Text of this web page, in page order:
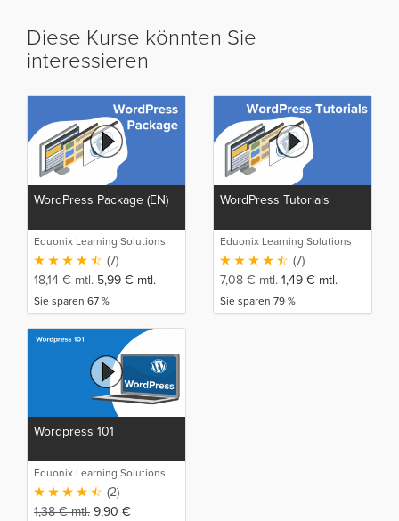
Diese Kurse könnten Sie
interessieren
WordPress Package (EN)
Eduonix Learning Solutions
(7)
18,14€mtl. 5,99 € mtl.
Sie sparen 67 %
WordPress Tutorials
Eduonix Learning Solutions
(7)
7,08€mtl. 1,49 € mtl.
Sie sparen 79 %
Wordpress 101
Eduonix Learning Solutions
(2)
1,38€mtl. 9,90 €